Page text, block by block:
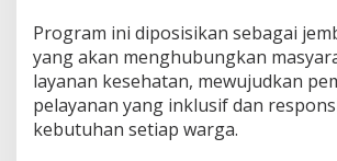
Program ini diposisikan sebagai
yang akan menghubungkan
layanan kesehatan, mewujudkan
pelayanan yang inklusif dan
kebutuhan setiap warga.